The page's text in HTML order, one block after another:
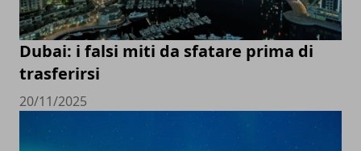
Dubai: i falsi miti da sfatare prima di
trasferirsi
20/11/2025